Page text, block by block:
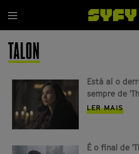
para
o
conteúdo
principal
Menu
TALON
Está aí o
sempre de
LER MAIS
É o final de